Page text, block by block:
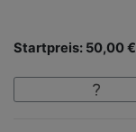
Startpreis: 50,00 €